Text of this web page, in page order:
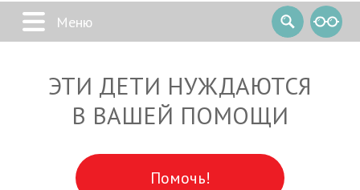
ЭТИ ДЕТИ НУЖДАЮТСЯ
В ВАШЕЙ ПОМОЩИ
Помочь!